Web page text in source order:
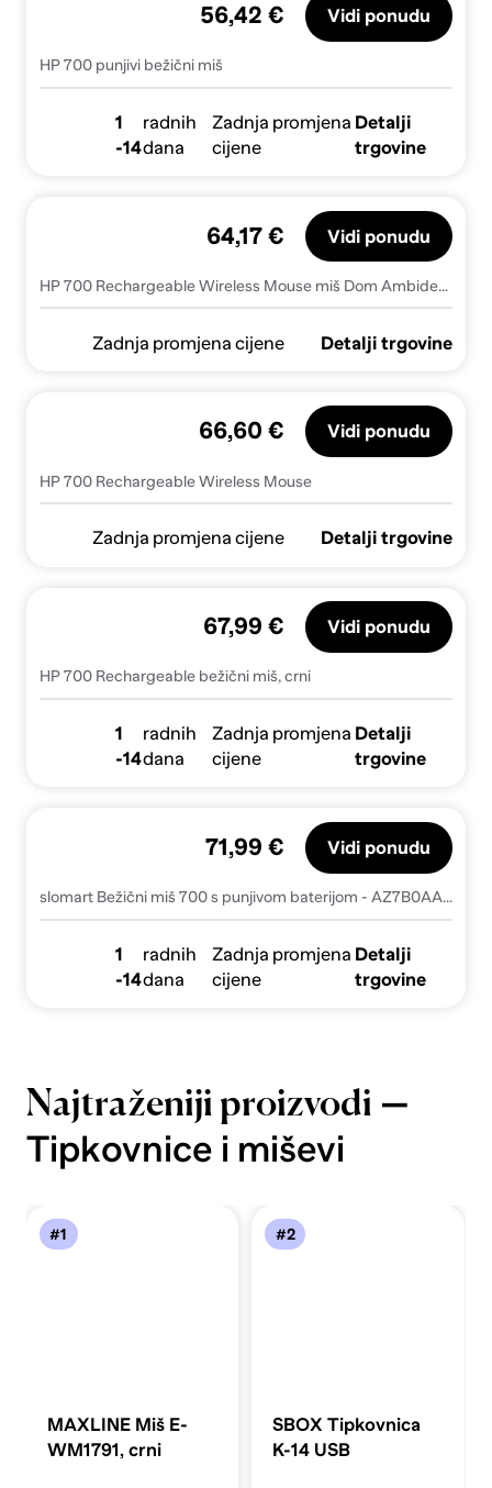
HP 700 punjivi bežični miš
56,42 € Vidi ponudu
1
-14
radnih
dana
Zadnja promjena
cijene
Detalji
trgovine
HP 700 Rechargeable Wireless Mouse miš Dom Ambidekster RF bežični + Bluetooth 6000 DPI
64,17 € Vidi ponudu
Zadnja promjena cijene Detalji trgovine
HP 700 Rechargeable Wireless Mouse
66,60 € Vidi ponudu
Zadnja promjena cijene Detalji trgovine
HP 700 Rechargeable bežični miš, crni
67,99 € Vidi ponudu
1
-14
radnih
dana
Zadnja promjena
cijene
Detalji
trgovine
slomart Bežični miš 700 s punjivom baterijom - AZ7B0AA#ABB
71,99 € Vidi ponudu
1
-14
radnih
dana
Zadnja promjena
cijene
Detalji
trgovine
Najtraženiji proizvodi —
Tipkovnice i miševi
#1
MAXLINE Miš E-
WM1791, crni
#2
SBOX Tipkovnica
K-14 USB